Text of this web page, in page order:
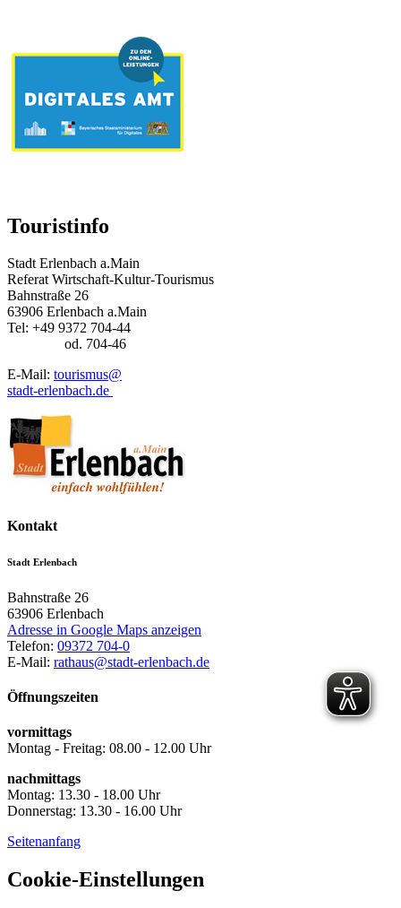
Touristinfo
Stadt Erlenbach a.Main
Referat Wirtschaft-Kultur-Tourismus
Bahnstraße 26
63906 Erlenbach a.Main
Tel: +49 9372 704-44
od. 704-46
E-Mail: tourismus@
stadt-erlenbach.de
Kontakt
Stadt Erlenbach
Bahnstraße 26
63906 Erlenbach
Adresse in Google Maps anzeigen
Telefon: 09372 704-0
E-Mail: rathaus@stadt-erlenbach.de
Öffnungszeiten
vormittags
Montag - Freitag: 08.00 - 12.00 Uhr
nachmittags
Montag: 13.30 - 18.00 Uhr
Donnerstag: 13.30 - 16.00 Uhr
Seitenanfang
Cookie-Einstellungen